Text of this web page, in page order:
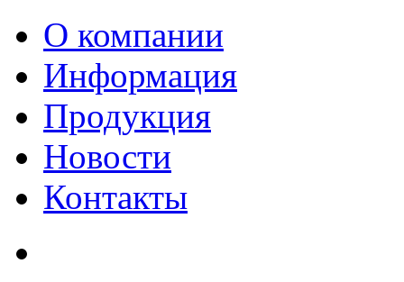
О компании
Информация
Продукция
Новости
Контакты